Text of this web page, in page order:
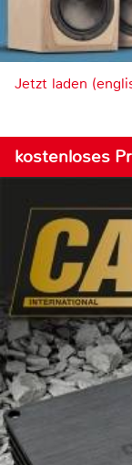
Jetzt laden
kostenloses